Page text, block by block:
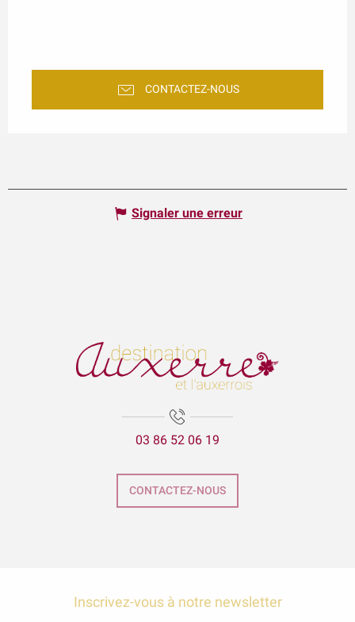
CONTACTEZ-NOUS
Signaler une erreur
03 86 52 06 19
CONTACTEZ-NOUS
Inscrivez-vous à notre newsletter